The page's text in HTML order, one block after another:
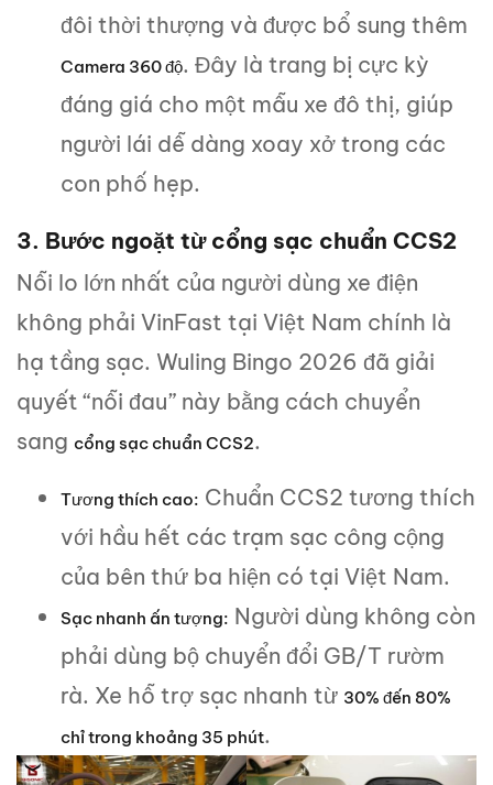
đôi thời thượng và được bổ sung thêm
Camera 360 độ. Đây là trang bị cực kỳ
đáng giá cho một mẫu xe đô thị, giúp
người lái dễ dàng xoay xở trong các
con phố hẹp.
3. Bước ngoặt từ cổng sạc chuẩn CCS2
Nỗi lo lớn nhất của người dùng xe điện
không phải VinFast tại Việt Nam chính là
hạ tầng sạc. Wuling Bingo 2026 đã giải
quyết “nỗi đau” này bằng cách chuyển
sang cổng sạc chuẩn CCS2.
Tương thích cao: Chuẩn CCS2 tương thích
với hầu hết các trạm sạc công cộng
của bên thứ ba hiện có tại Việt Nam.
Sạc nhanh ấn tượng: Người dùng không còn
phải dùng bộ chuyển đổi GB/T rườm
rà. Xe hỗ trợ sạc nhanh từ 30% đến 80%
chỉ trong khoảng 35 phút.